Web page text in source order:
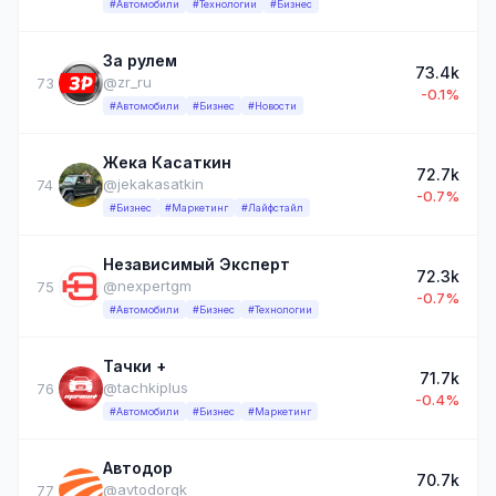
#Автомобили #Технологии #Бизнес
73
За рулем
@zr_ru
#Автомобили #Бизнес #Новости
73.4k
-0.1%
74
Жека Касаткин
@jekakasatkin
#Бизнес #Маркетинг #Лайфстайл
72.7k
-0.7%
75
Независимый Эксперт
@nexpertgm
#Автомобили #Бизнес #Технологии
72.3k
-0.7%
76
Тачки +
@tachkiplus
#Автомобили #Бизнес #Маркетинг
71.7k
-0.4%
77
Автодор
@avtodorgk
70.7k